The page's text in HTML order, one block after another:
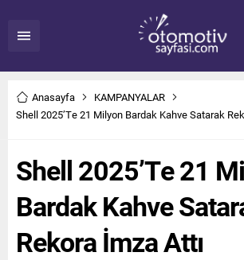
Anasayfa
KAMPANYALAR
Shell 2025’Te 21 Milyon Bardak Kahve Satarak
Shell 2025’Te 21
Bardak Kahve
Rekora İmza Attı